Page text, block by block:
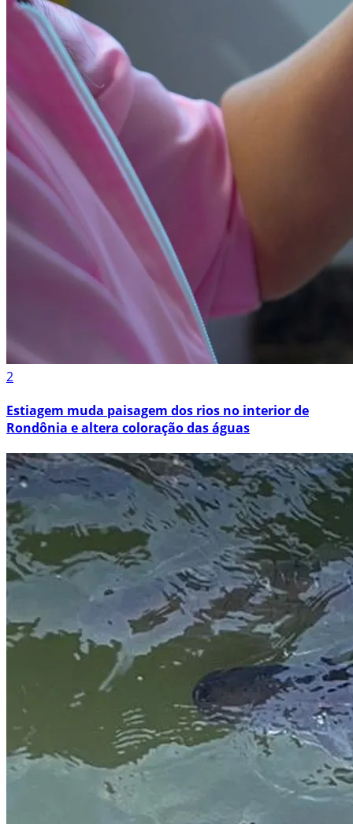
2
Estiagem muda paisagem dos rios no interior de
Rondônia e altera coloração das águas